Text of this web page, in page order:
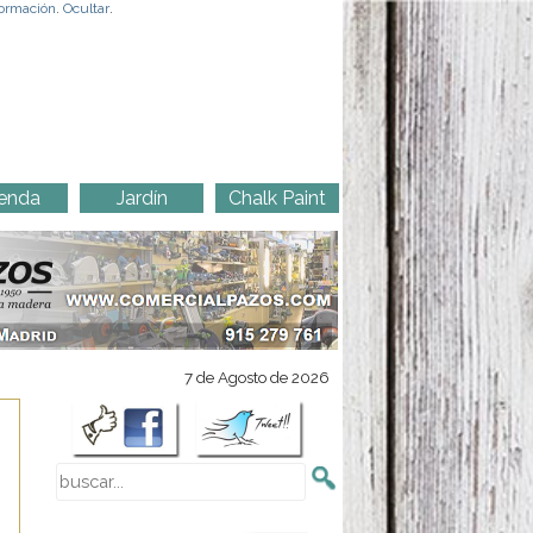
. Ocultar.
Jardín Chalk Paint
7 de Agosto de 2026